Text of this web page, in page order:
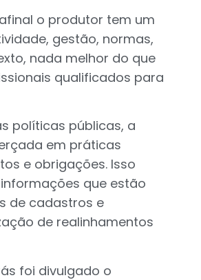
o produtor tem um
gestão, normas,
nada melhor do que
qualificados para
políticas públicas, a
em práticas
e obrigações. Isso
que estão
de cadastros e
de realinhamentos
foi divulgado o